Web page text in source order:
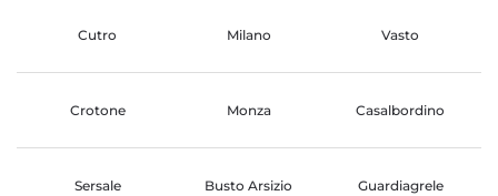
Cutro Milano Vasto
Crotone Monza Casalbordino
Sersale Busto Arsizio Guardiagrele